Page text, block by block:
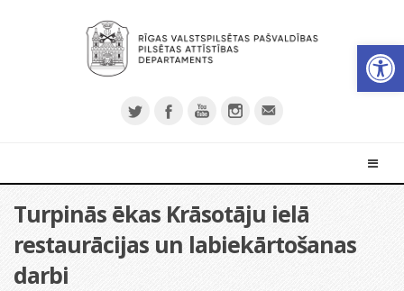
Turpinās ēkas Krāsotāju ielā
restaurācijas un labiekārtošanas
darbi